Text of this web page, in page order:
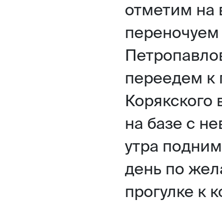
отметим на
переедем к
Корякского
на базе с
утра
день по
прогулке к